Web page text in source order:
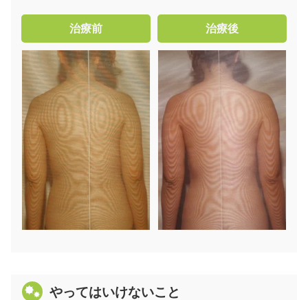
治療前 治療後
やってはいけないこと